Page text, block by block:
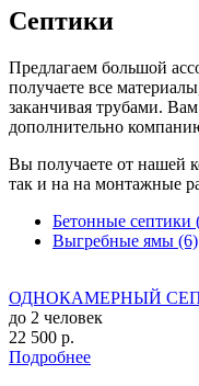
Септики
Предлагаем большой
получаете все
заканчивая трубами.
дополнительно
Вы получаете от нашей
так и на на монтажные
Бетонные септики
Выгребные ямы (6)
ОДНОКАМЕРНЫЙ
до 2 человек
22 500 р.
Подробнее